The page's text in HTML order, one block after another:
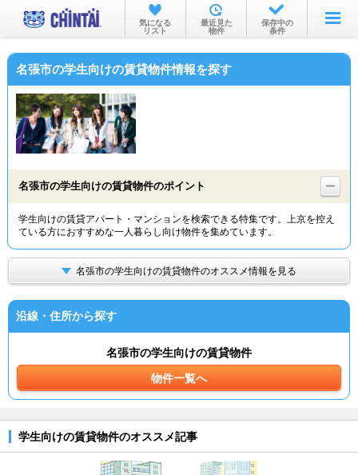
お部屋を探す
沿線・駅から
物件特集から
TOP
気になる
リスト
最近見た
物件
保存中の
条件
名張市の学生向けの賃貸物件情報を探す
名張市の学生向けの賃貸物件のポイント
学生向けの賃貸アパート・マンションを検索できる特集です。上京を控え
ている方におすすめな一人暮らし向け物件を集めています。
名張市の学生向けの賃貸物件のオススメ情報を見る
沿線・住所から探す
名張市の学生向けの賃貸物件
物件一覧へ
学生向けの賃貸物件のオススメ記事